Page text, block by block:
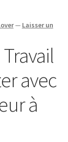
— Laisser un
avec
à